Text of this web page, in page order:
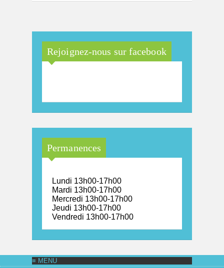
Rejoignez-nous sur facebook
Permanences
Lundi 13h00-17h00
Mardi 13h00-17h00
Mercredi 13h00-17h00
Jeudi 13h00-17h00
Vendredi 13h00-17h00